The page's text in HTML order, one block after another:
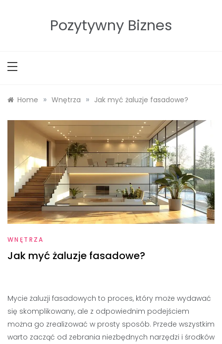
Pozytywny Biznes
Home » Wnętrza » Jak myć żaluzje fasadowe?
WNĘTRZA
Jak myć żaluzje fasadowe?
Mycie żaluzji fasadowych to proces, który może wydawać
się skomplikowany, ale z odpowiednim podejściem
można go zrealizować w prosty sposób. Przede wszystkim
warto zacząć od zebrania niezbędnych narzędzi i środków